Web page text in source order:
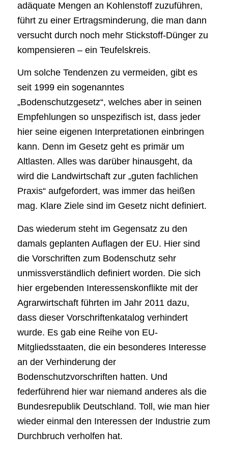
adäquate Mengen an Kohlenstoff zuzuführen,
führt zu einer Ertragsminderung, die man dann
versucht durch noch mehr Stickstoff-Dünger zu
kompensieren – ein Teufelskreis.
Um solche Tendenzen zu vermeiden, gibt es
seit 1999 ein sogenanntes
„Bodenschutzgesetz“, welches aber in seinen
Empfehlungen so unspezifisch ist, dass jeder
hier seine eigenen Interpretationen einbringen
kann. Denn im Gesetz geht es primär um
Altlasten. Alles was darüber hinausgeht, da
wird die Landwirtschaft zur „guten fachlichen
Praxis“ aufgefordert, was immer das heißen
mag. Klare Ziele sind im Gesetz nicht definiert.
Das wiederum steht im Gegensatz zu den
damals geplanten Auflagen der EU. Hier sind
die Vorschriften zum Bodenschutz sehr
unmissverständlich definiert worden. Die sich
hier ergebenden Interessenskonflikte mit der
Agrarwirtschaft führten im Jahr 2011 dazu,
dass dieser Vorschriftenkatalog verhindert
wurde. Es gab eine Reihe von EU-
Mitgliedsstaaten, die ein besonderes Interesse
an der Verhinderung der
Bodenschutzvorschriften hatten. Und
federführend hier war niemand anderes als die
Bundesrepublik Deutschland. Toll, wie man hier
wieder einmal den Interessen der Industrie zum
Durchbruch verholfen hat.